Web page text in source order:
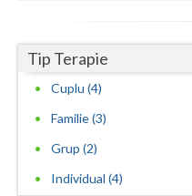
Tip Terapie
Cuplu (4)
Familie (3)
Grup (2)
Individual (4)